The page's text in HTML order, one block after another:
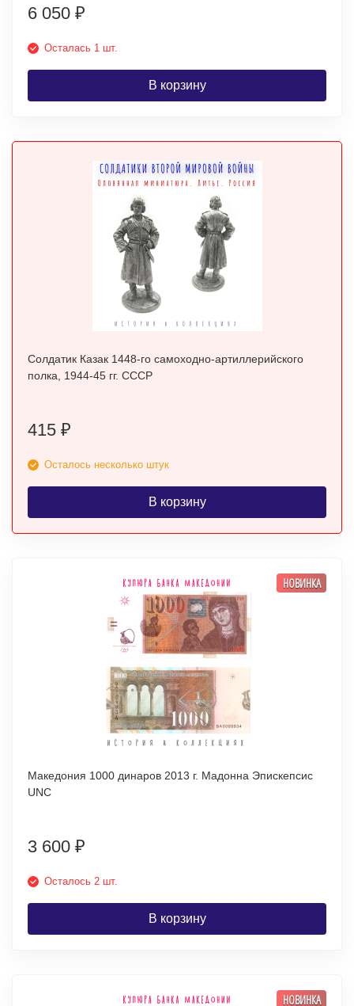
6 050 ₽
Осталась 1 шт.
В корзину
Солдатик Казак 1448-го самоходно-артиллерийского
полка, 1944-45 гг. СССР
415 ₽
Осталось несколько штук
В корзину
НОВИНКА
Македония 1000 динаров 2013 г. Мадонна Эпискепсис
UNC
3 600 ₽
Осталось 2 шт.
В корзину
НОВИНКА